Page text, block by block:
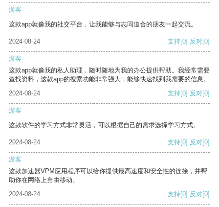
游客
这款app就像我的社交平台，让我能够与志同道合的朋友一起交流。
2024-08-24 支持[0] 反对[0]
游客
这款app就像我的私人助理，随时随地为我的办公提供帮助。我经常需要
查找资料，这款app的搜索功能非常强大，能够快速找到我需要的信息。
2024-08-24
支持[0] 反对[0]
游客
这款软件的学习方式非常灵活，可以根据自己的需求选择学习方式。
2024-08-24 支持[0] 反对[0]
游客
这款加速器VPM应用程序可以给你提供最高速度和安全性的连接，并帮
助你在网络上自由移动。
2024-08-24
支持[0] 反对[0]